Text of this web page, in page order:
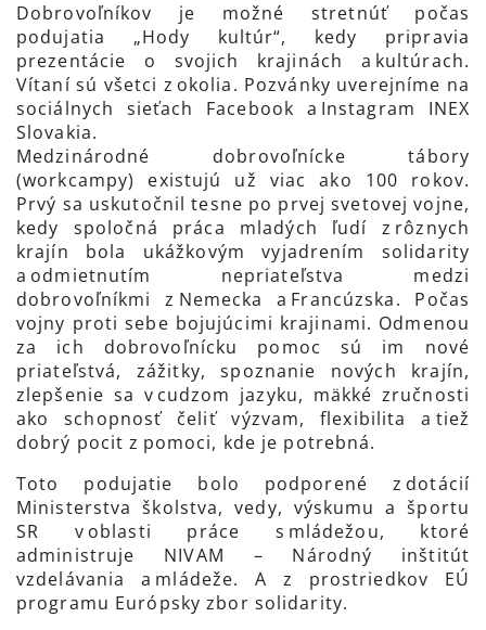
Dobrovoľníkov je možné stretnúť počas
podujatia „Hody kultúr“, kedy pripravia
prezentácie o svojich krajinách a kultúrach.
Vítaní sú všetci z okolia. Pozvánky uverejníme na
sociálnych sieťach Facebook a Instagram INEX
Slovakia.
Medzinárodné dobrovoľnícke tábory
(workcampy) existujú už viac ako 100 rokov.
Prvý sa uskutočnil tesne po prvej svetovej vojne,
kedy spoločná práca mladých ľudí z rôznych
krajín bola ukážkovým vyjadrením solidarity
a odmietnutím nepriateľstva medzi
dobrovoľníkmi z Nemecka a Francúzska. Počas
vojny proti sebe bojujúcimi krajinami. Odmenou
za ich dobrovoľnícku pomoc sú im nové
priateľstvá, zážitky, spoznanie nových krajín,
zlepšenie sa v cudzom jazyku, mäkké zručnosti
ako schopnosť čeliť výzvam, flexibilita a tiež
dobrý pocit z pomoci, kde je potrebná.
Toto podujatie bolo podporené z dotácií
Ministerstva školstva, vedy, výskumu a športu
SR v oblasti práce s mládežou, ktoré
administruje NIVAM – Národný inštitút
vzdelávania a mládeže. A z prostriedkov EÚ
programu Európsky zbor solidarity.